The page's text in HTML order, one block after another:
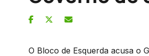
O Bloco de Esquerda acusa o